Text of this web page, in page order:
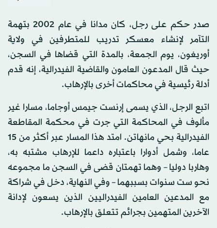
صدر حكم على رجل، كان مدانا في عام 2002 بتهمة
التآمر لإنشاء معسكر تدريب للمتطرفين في ولاية
أوريغون، يوم الجمعة، بالمدة التي قضاها في السجن،
حيث قال المدعون العامون والقاضية الفيدرالية، إنه قدم
أدلة رئيسية في محاكمات أخرى بالإرهاب.
اتبع الرجل، الذي يسمى إرنست جيمس أوجاما، مسارا غير
مألوف في المحاكمة التي جرت في محكمة المقاطعة
الفيدرالية بحي مانهاتن. امتد هذا المسار عبر أكثر من 15
عاما، وشمل أدوارا باعتباره داعما للإرهاب مشتبه به،
وهاربا دوليا – وهما تهمتان قضى في السجن ما مجموعه
نحو ست سنوات بسببهما – وفي النهاية، دخل في شراكة
مع المدعين العامين الفيدراليين الذين يسعون لإدانة
الآخرين المتهمين بجرائم تتعلق بالإرهاب.